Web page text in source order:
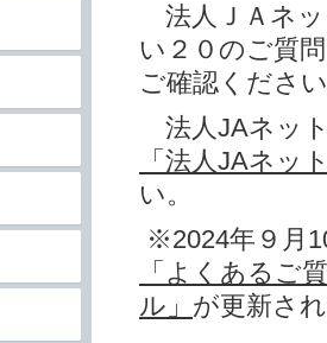
法人ＪＡネ
い２０のご質
ご確認くださ
法人JAネッ
「法人JAネッ
い。
※2024年９月
「よくあるご
ル」 が更新さ